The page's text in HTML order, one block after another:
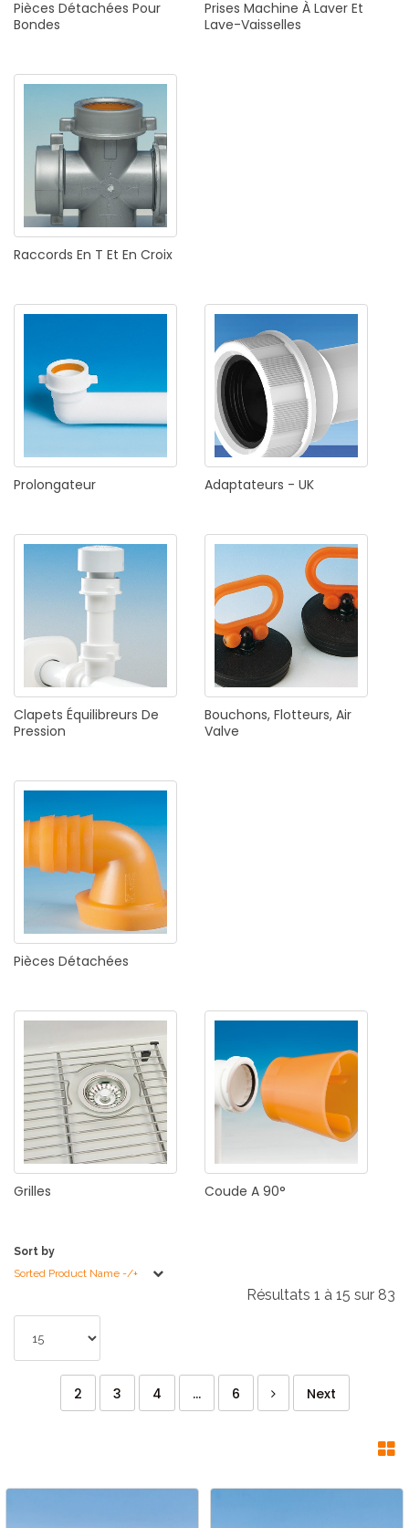
Pièces Détachées Pour
Bondes
Prises Machine À Laver Et
Lave-Vaisselles
Raccords En T Et En Croix
Prolongateur Adaptateurs - UK
Clapets Équilibreurs De
Pression
Bouchons, Flotteurs, Air
Valve
Pièces Détachées
Grilles Coude A 90°
Sort by
Sorted Product Name -/+
Résultats 1 à 15 sur 83
2 3 4 ... 6 Next